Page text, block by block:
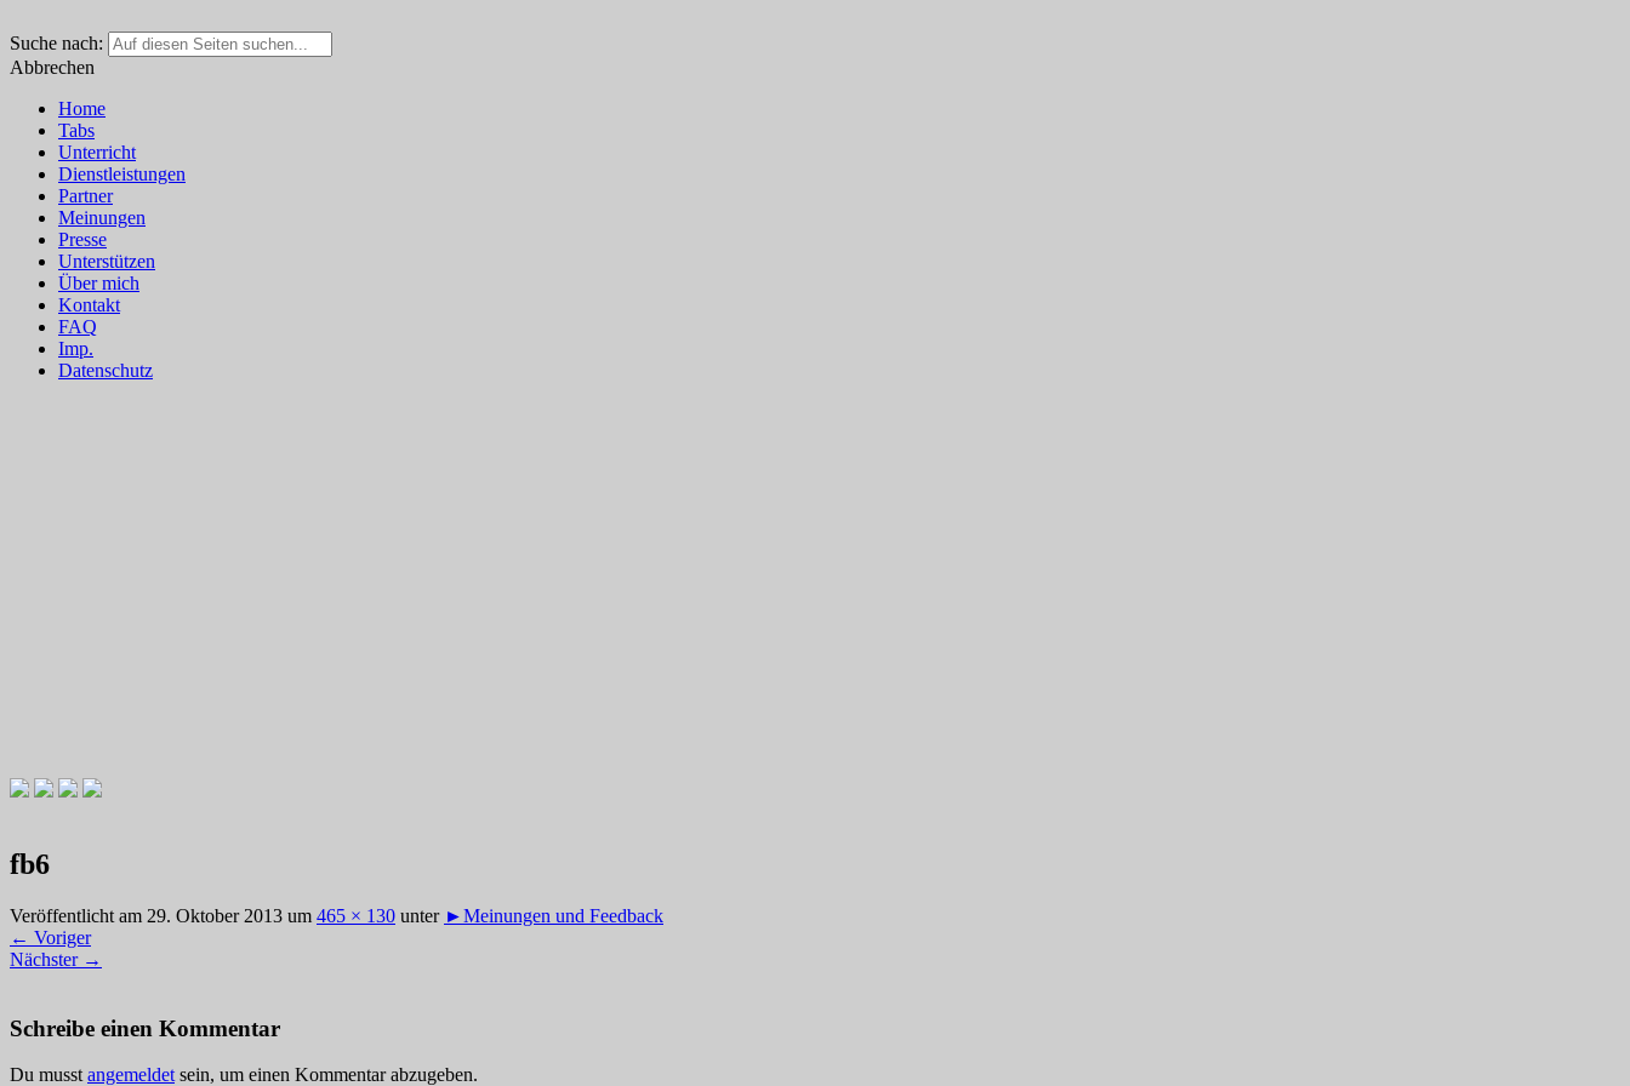
Suche nach:
Abbrechen
Home
Tabs
Unterricht
Dienstleistungen
Partner
Meinungen
Presse
Unterstützen
Über mich
Kontakt
FAQ
Imp.
Datenschutz
Willkommen zu Christians How To Plays
fb6
Veröffentlicht am 29. Oktober 2013 um 465 × 130 unter ►Meinungen und Feedback
← Voriger
Nächster →
Schreibe einen Kommentar
Du musst angemeldet sein, um einen Kommentar abzugeben.